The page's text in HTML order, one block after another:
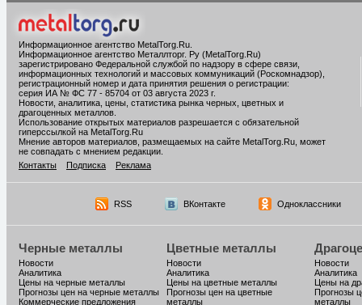
Информационное агентство MetalTorg.Ru
Информационное агентство Металлторг. Ру (MetalTorg.Ru)
зарегистрировано Федеральной службой по надзору в сфере связи,
информационных технологий и массовых коммуникаций (Роскомнадзор),
регистрационный номер и дата принятия решения о регистрации:
серия ИА № ФС 77 - 85704 от 03 августа 2023 г.
Новости, аналитика, цены, статистика рынка черных, цветных и
драгоценных металлов.
Использование открытых материалов разрешается с обязательной
гиперссылкой на MetalTorg.Ru
Мнение авторов материалов, размещаемых на сайте MetalTorg.Ru, может
не совпадать с мнением редакции.
Контакты
Подписка Реклама
RSS ВКонтакте Одноклассники
Черные металлы
Новости
Аналитика
Цены на черные металлы
Прогнозы цен на черные металлы
Коммерческие предложения
Цветные металлы
Новости
Аналитика
Цены на цветные металлы
Прогнозы цен на цветные
металлы
Новости
Аналитика
Цены на
Прогнозы
металлы